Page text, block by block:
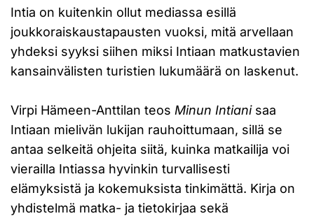
Intia on kuitenkin ollut mediassa esillä
joukkoraiskaustapausten vuoksi, mitä arvellaan
yhdeksi syyksi siihen miksi Intiaan matkustavien
kansainvälisten turistien lukumäärä on laskenut.
Virpi Hämeen-Anttilan teos Minun Intianisaa
Intiaan mielivän lukijan rauhoittumaan, sillä se
antaa selkeitä ohjeita siitä, kuinka matkailija voi
vierailla Intiassa hyvinkin turvallisesti
elämyksistä ja kokemuksista tinkimättä. Kirja on
yhdistelmä matka- ja tietokirjaa sekä